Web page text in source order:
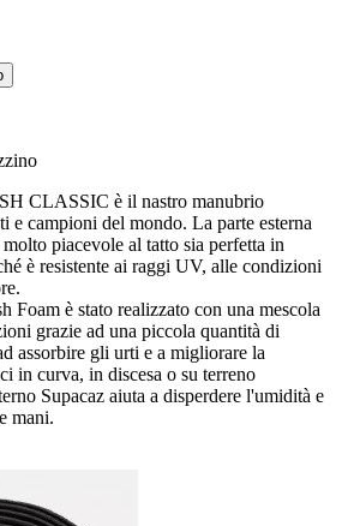
CLASSIC è il nastro manubrio
e campioni del mondo. La parte esterna
piacevole al tatto sia perfetta in
è resistente ai raggi UV, alle condizioni
Foam è stato realizzato con una mescola
grazie ad una piccola quantità di
assorbire gli urti e a migliorare la
in curva, in discesa o su terreno
Supacaz aiuta a disperdere l'umidità e
mani.